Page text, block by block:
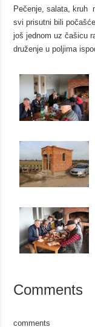
Pečenje, salata, kruh
svi prisutni bili
još jednom uz čašicu
druženje u poljima
Comments
comments